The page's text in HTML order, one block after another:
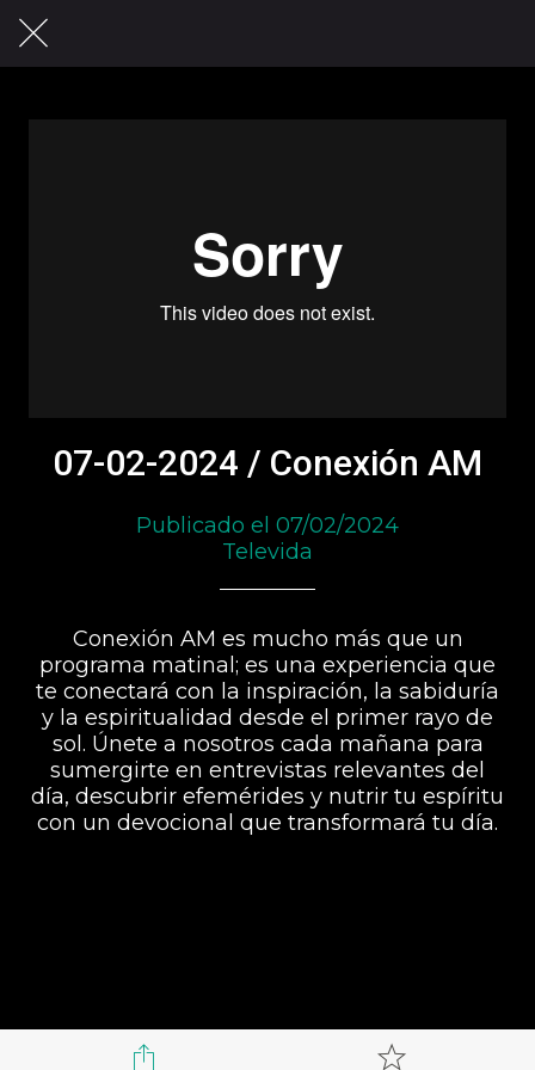
07-02-2024 / Conexión AM
Publicado el 07/02/2024
Televida
Conexión AM es mucho más que un
programa matinal; es una experiencia que
te conectará con la inspiración, la sabiduría
y la espiritualidad desde el primer rayo de
sol. Únete a nosotros cada mañana para
sumergirte en entrevistas relevantes del
día, descubrir efemérides y nutrir tu espíritu
con un devocional que transformará tu día.